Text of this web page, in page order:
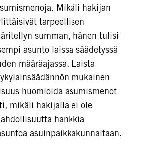
Mikäli hakijan
tarpeellisen
summan, hänen tulisi
asunto laissa säädetyssä
määräajassa. Laista
mukainen
huomioida asumismenot
mikäli hakijalla ei ole
hankkia
asuinpaikkakunnaltaan.